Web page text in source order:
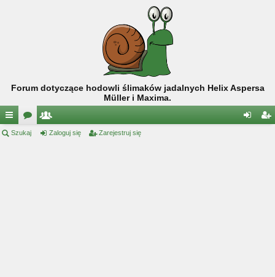
Forum dotyczące hodowli ślimaków jadalnych Helix Aspersa
Müller i Maxima.
ię or ży
Szukaj Zaloguj się Zarejestruj się